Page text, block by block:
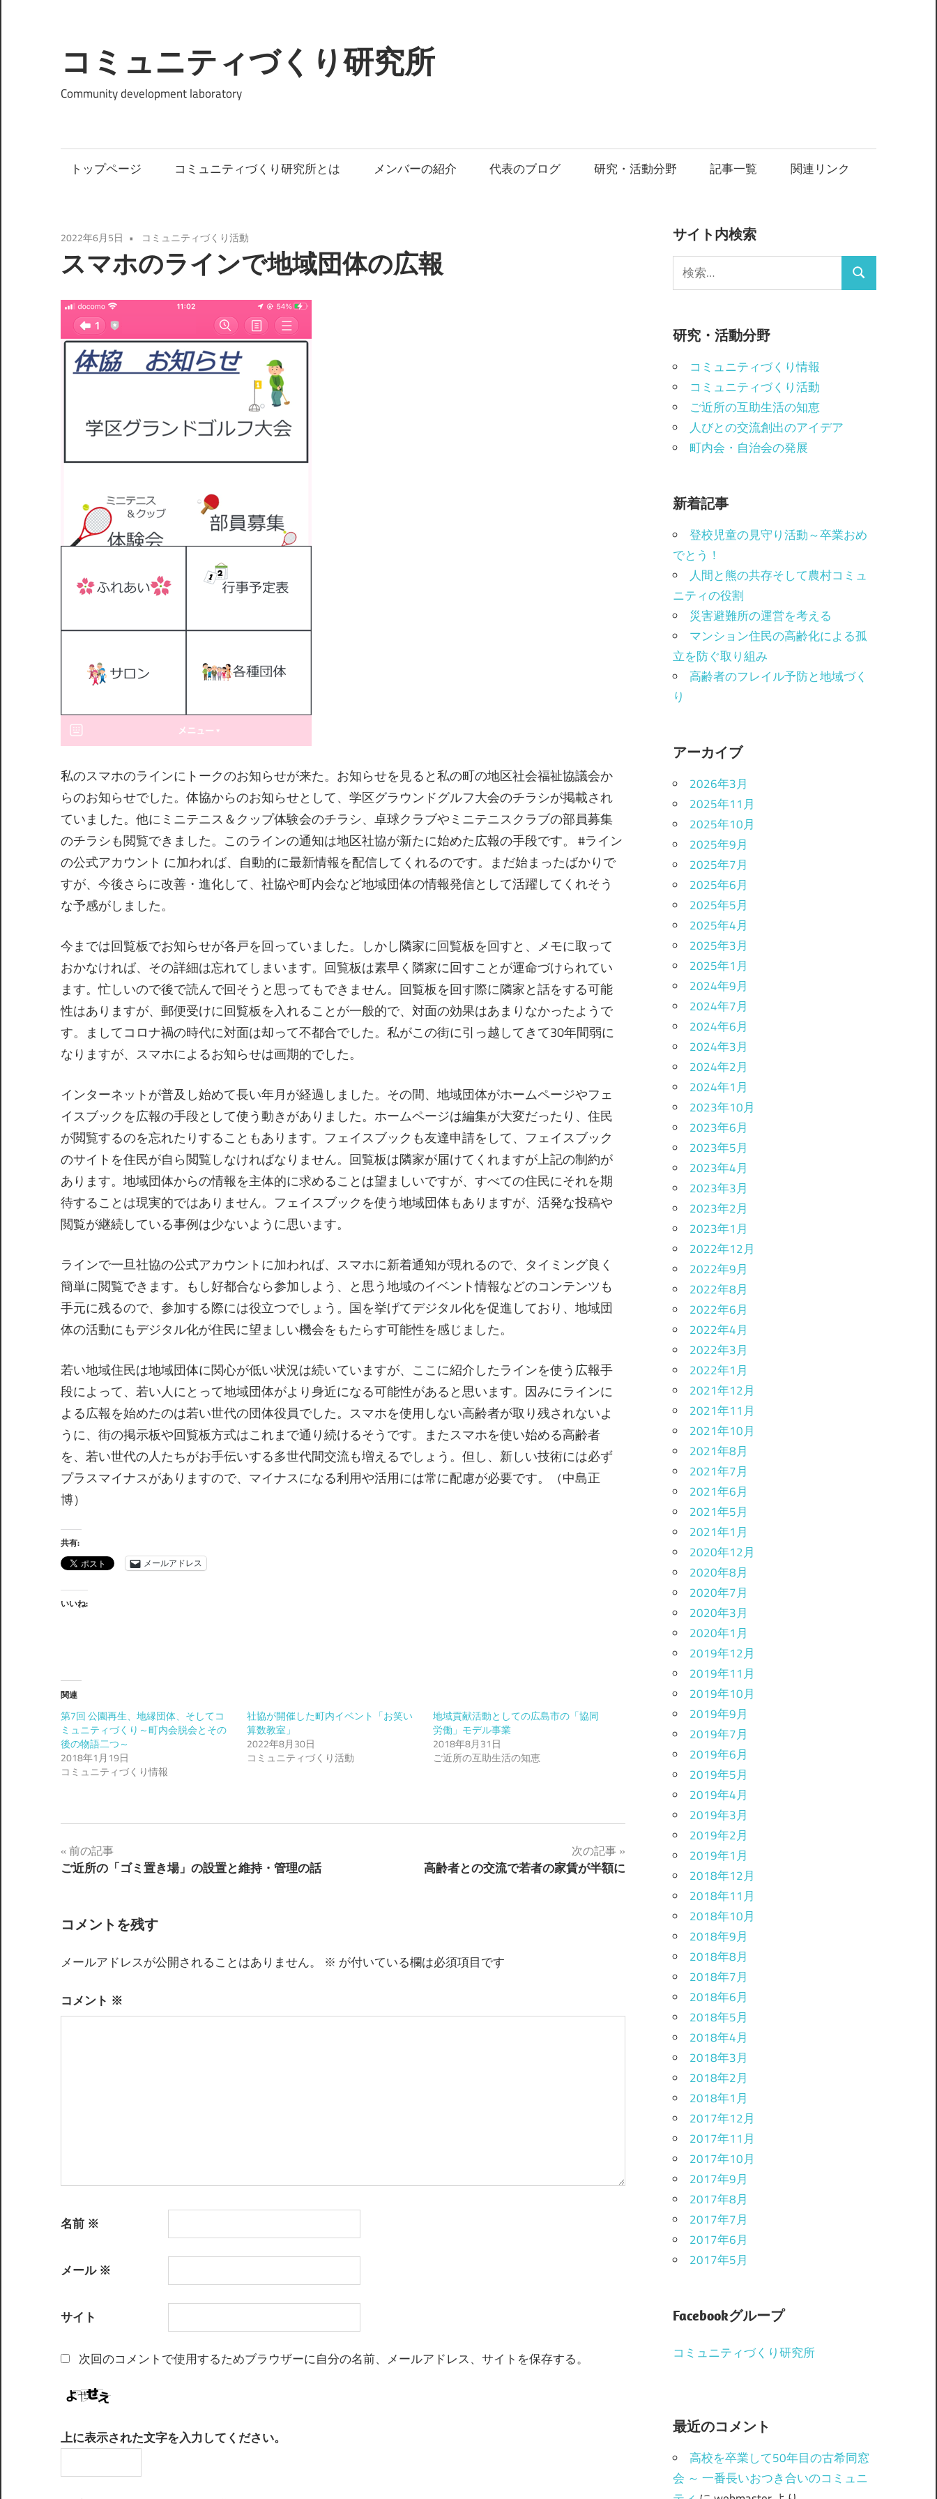
テ
ン
ツ
キ
コミュニティづくり研究所
Community development laboratory
トップページ コミュニティづくり研究所とは メンバーの紹介 代表のブログ 研究・活動分野 記事一覧 関連リンク
2022年6月5日 コミュニティづくり活動
スマホのラインで地域団体の広報
私のスマホのラインにトークのお知らせが来た。お知らせを見ると私の町の地区社会福祉協議会か
らのお知らせでした。体協からのお知らせとして、学区グラウンドグルフ大会のチラシが掲載され
ていました。他にミニテニス＆クップ体験会のチラシ、卓球クラブやミニテニスクラブの部員募集
のチラシも閲覧できました。このラインの通知は地区社協が新たに始めた広報の手段です。 #ライン
の公式アカウント に加われば、自動的に最新情報を配信してくれるのです。まだ始まったばかりで
すが、今後さらに改善・進化して、社協や町内会など地域団体の情報発信として活躍してくれそう
な予感がしました。
今までは回覧板でお知らせが各戸を回っていました。しかし隣家に回覧板を回すと、メモに取って
おかなければ、その詳細は忘れてしまいます。回覧板は素早く隣家に回すことが運命づけられてい
ます。忙しいので後で読んで回そうと思ってもできません。回覧板を回す際に隣家と話をする可能
性はありますが、郵便受けに回覧板を入れることが一般的で、対面の効果はあまりなかったようで
す。ましてコロナ禍の時代に対面は却って不都合でした。私がこの街に引っ越してきて30年間弱に
なりますが、スマホによるお知らせは画期的でした。
インターネットが普及し始めて長い年月が経過しました。その間、地域団体がホームページやフェ
イスブックを広報の手段として使う動きがありました。ホームページは編集が大変だったり、住民
が閲覧するのを忘れたりすることもあります。フェイスブックも友達申請をして、フェイスブック
のサイトを住民が自ら閲覧しなければなりません。回覧板は隣家が届けてくれますが上記の制約が
あります。地域団体からの情報を主体的に求めることは望ましいですが、すべての住民にそれを期
待することは現実的ではありません。フェイスブックを使う地域団体もありますが、活発な投稿や
閲覧が継続している事例は少ないように思います。
ラインで一旦社協の公式アカウントに加われば、スマホに新着通知が現れるので、タイミング良く
簡単に閲覧できます。もし好都合なら参加しよう、と思う地域のイベント情報などのコンテンツも
手元に残るので、参加する際には役立つでしょう。国を挙げてデジタル化を促進しており、地域団
体の活動にもデジタル化が住民に望ましい機会をもたらす可能性を感じました。
若い地域住民は地域団体に関心が低い状況は続いていますが、ここに紹介したラインを使う広報手
段によって、若い人にとって地域団体がより身近になる可能性があると思います。因みにラインに
よる広報を始めたのは若い世代の団体役員でした。スマホを使用しない高齢者が取り残されないよ
うに、街の掲示板や回覧板方式はこれまで通り続けるそうです。またスマホを使い始める高齢者
を、若い世代の人たちがお手伝いする多世代間交流も増えるでしょう。但し、新しい技術には必ず
プラスマイナスがありますので、マイナスになる利用や活用には常に配慮が必要です。（中島正
博）
共有:
メールアドレス
いいね:
関連
第7回 公園再生、地縁団体、そしてコ
ミュニティづくり～町内会脱会とその
後の物語二つ～
2018年1月19日
コミュニティづくり情報
社協が開催した町内イベント「お笑い
算数教室」
2022年8月30日
コミュニティづくり活動
地域貢献活動としての広島市の「協同
労働」モデル事業
2018年8月31日
ご近所の互助生活の知恵
投
稿
ビ
ゲ
ー
シ
前の記事
ご近所の「ゴミ置き場」の設置と維持・管理の話
次の記事
高齢者との交流で若者の家賃が半額に
コメントを残す
メールアドレスが公開されることはありません。 ※ が付いている欄は必須項目です
コメント ※
名前 ※
メール※
サイト
次回のコメントで使用するためブラウザーに自分の名前、メールアドレス、サイトを保存する。
上に表示された文字を入力してください。
サイト内検索
索:
検
研究・活動分野
コミュニティづくり情報
コミュニティづくり活動
ご近所の互助生活の知恵
人びとの交流創出のアイデア
町内会・自治会の発展
新着記事
登校児童の見守り活動～卒業おめ
でとう！
人間と熊の共存そして農村コミュ
ニティの役割
災害避難所の運営を考える
マンション住民の高齢化による孤
立を防ぐ取り組み
高齢者のフレイル予防と地域づく
り
アーカイブ
2026年3月
2025年11月
2025年10月
2025年9月
2025年7月
2025年6月
2025年5月
2025年4月
2025年3月
2025年1月
2024年9月
2024年7月
2024年6月
2024年3月
2024年2月
2024年1月
2023年10月
2023年6月
2023年5月
2023年4月
2023年3月
2023年2月
2023年1月
2022年12月
2022年9月
2022年8月
2022年6月
2022年4月
2022年3月
2022年1月
2021年12月
2021年11月
2021年10月
2021年8月
2021年7月
2021年6月
2021年5月
2021年1月
2020年12月
2020年8月
2020年7月
2020年3月
2020年1月
2019年12月
2019年11月
2019年10月
2019年9月
2019年7月
2019年6月
2019年5月
2019年4月
2019年3月
2019年2月
2019年1月
2018年12月
2018年11月
2018年10月
2018年9月
2018年8月
2018年7月
2018年6月
2018年5月
2018年4月
2018年3月
2018年2月
2018年1月
2017年12月
2017年11月
2017年10月
2017年9月
2017年8月
2017年7月
2017年6月
2017年5月
Facebookグループ
コミュニティづくり研究所
最近のコメント
高校を卒業して50年目の古希同窓
会 ～ 一番長いおつき合いのコミュニ